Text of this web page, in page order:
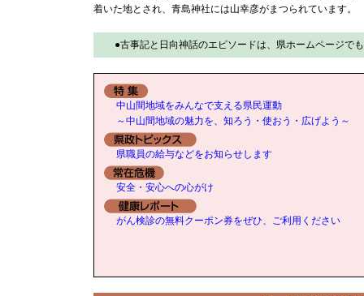
着いた地とされ、青島神社には山幸彦がまつられています。
●古事記と日向神話のエピソードは、県ホームページで
中山間地域をみんなで支える県民運動
～中山間地域の魅力を、知ろう・使おう・広げよう～
県職員の給与などをお知らせします
安全・安心への心がけ
がん検診の無料クーポン券をぜひ、ご利用ください